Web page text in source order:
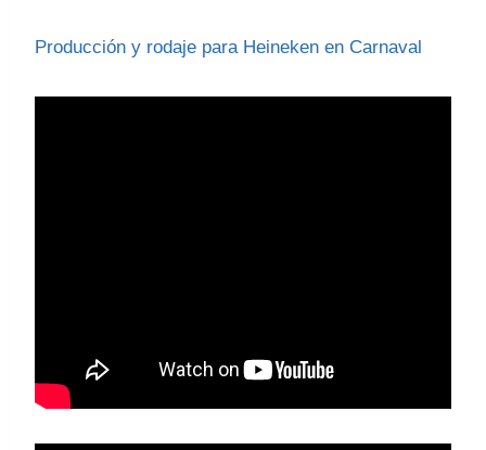
Producción y rodaje para Heineken en Carnaval